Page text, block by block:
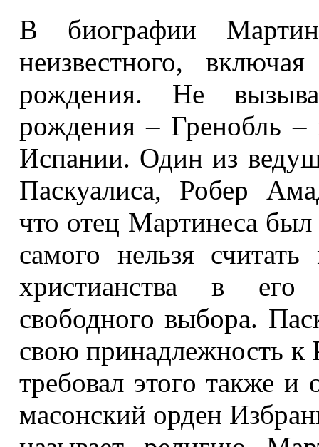
В биографии
неизвестного,
рождения. Не
рождения – Гренобль –
Испании. Один из
Паскуалиса, Робер
что отец Мартинеса
самого нельзя
христианства в его
свободного выбора.
свою принадлежность к
требовал этого также
масонский орден